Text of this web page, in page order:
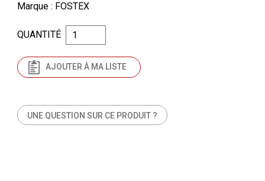
Marque : FOSTEX
UNE QUESTION SUR CE PRODUIT ?
QUANTITÉ
AJOUTER À MA LISTE